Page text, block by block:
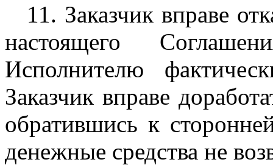
11. Заказчик вправе
настоящего
Исполнителю
Заказчик вправе
обратившись к
денежные средства не